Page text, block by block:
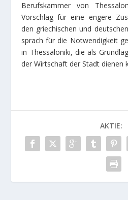
Berufskammer von
Vorschlag für eine engere
den griechischen und
sprach für die Notwendigkeit
in Thessaloniki, die als
der Wirtschaft der Stadt dienen
AKTIE: